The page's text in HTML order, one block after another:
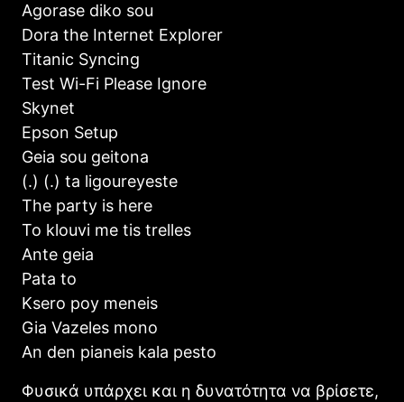
Agorase diko sou
Dora the Internet Explorer
Titanic Syncing
Test Wi-Fi Please Ignore
Skynet
Epson Setup
Geia sou geitona
(.) (.) ta ligoureyeste
The party is here
To klouvi me tis trelles
Ante geia
Pata to
Ksero poy meneis
Gia Vazeles mono
An den pianeis kala pesto
Φυσικά υπάρχει και η δυνατότητα να βρίσετε,